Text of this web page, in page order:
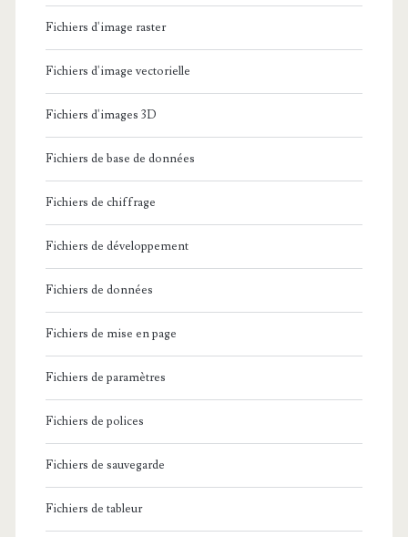
Fichiers d'image raster
Fichiers d'image vectorielle
Fichiers d'images 3D
Fichiers de base de données
Fichiers de chiffrage
Fichiers de développement
Fichiers de données
Fichiers de mise en page
Fichiers de paramètres
Fichiers de polices
Fichiers de sauvegarde
Fichiers de tableur